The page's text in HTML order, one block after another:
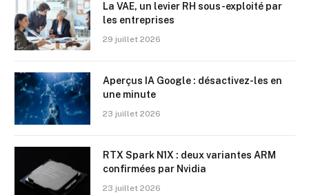
La VAE, un levier RH sous-exploité par
les entreprises
29 juillet 2026
Aperçus IA Google : désactivez-les en
une minute
23 juillet 2026
RTX Spark N1X : deux variantes ARM
confirmées par Nvidia
23 juillet 2026